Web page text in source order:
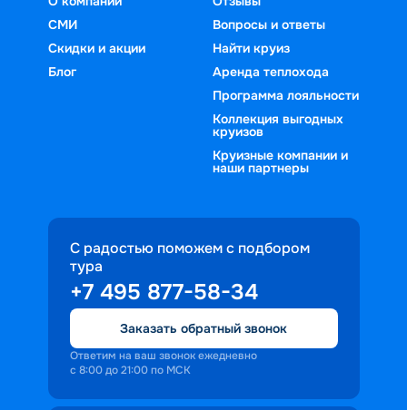
СМИ
Скидки и акции
Блог
Вопросы и ответы
Найти круиз
Аренда теплохода
Программа лояльности
Коллекция выгодных
круизов
Круизные компании и
наши партнеры
С радостью поможем с подбором
тура
+7 495 877-58-34
Заказать обратный звонок
Ответим на ваш звонок ежедневно
с 8:00 до 21:00 по МСК